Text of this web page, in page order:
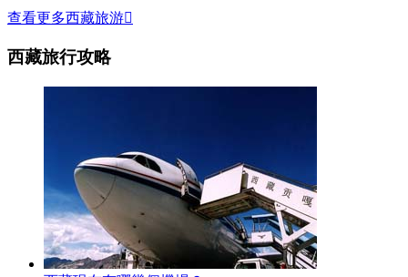
查看更多西藏旅游
西藏旅行攻略